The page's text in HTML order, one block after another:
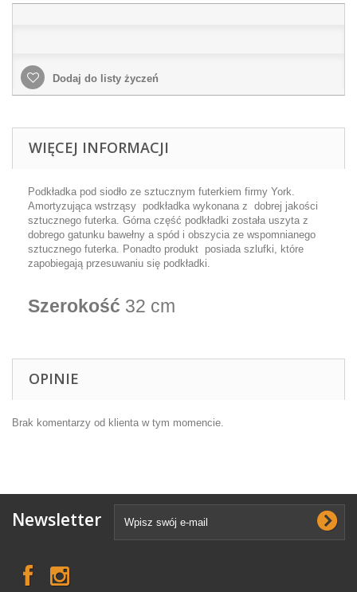
Dodaj do listy życzeń
WIĘCEJ INFORMACJI
Podkładka pod siodło ze sztucznym futerkiem firmy York.
Amortyzująca wstrząsy podkładka wykonana z dobrej jakości
sztucznego futerka. Górna część podkładki została uszyta z
dobrego gatunku bawełny a spód i obszycia ze wspomnianego
sztucznego futerka. Ponadto produkt posiada szlufki, które
zapobiegają przesuwaniu się podkładki.
Szerokość 32 cm
OPINIE
Brak komentarzy od klienta w tym momencie.
Newsletter